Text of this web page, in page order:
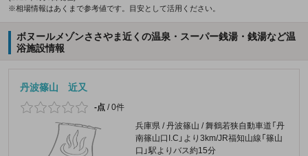
※相場情報はあくまで参考値です。目安として活用ください。
ボヌールメゾンささやま近くの温泉・スーパー銭湯・銭湯など温
浴施設情報
丹波篠山 近又
-点 /0件
兵庫県 / 丹波篠山 / 舞鶴若狭自動車道「丹
南篠山口I.C」より3km/JR福知山線「篠山
口」駅よりバス約15分